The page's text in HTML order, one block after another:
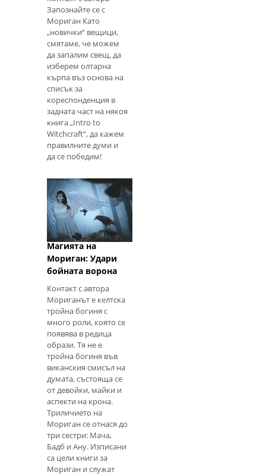
Запознайте се с
Мориган Като
„новички“ вещици,
смятаме, че можем
да запалим свещ, да
изберем олтарна
кърпа въз основа на
списък за
кореспонденция в
задната част на някоя
книга „Intro to
Witchcraft“, да кажем
правилните думи и
да се победим!
основни житейски
проблеми са решени.
За съжаление, но не
работи така.
Реалната промяна,
като проявяването
на нов автомобил,
след като сте
напълно вашите
отнема ис
Магията на
Мориган: Удари
бойната ворона
Контакт с автора
Мориганът е келтска
тройна богиня с
много роли, която се
появява в редица
образи. Тя не е
тройна богиня във
виканския смисъл на
думата, състояща се
от девойки, майки и
аспекти на крона.
Триличието на
Мориган се отнася до
три сестри: Мача,
Бадб и Ану. Изписани
са цели книги за
Мориган и служат